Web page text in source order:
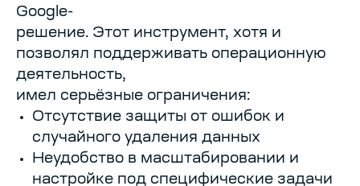
Google-
решение. Этот инструмент, хотя и
позволял поддерживать операционную
деятельность,
имел серьёзные ограничения:
Отсутствие защиты от ошибок и
случайного удаления данных
Неудобство в масштабировании и
настройке под специфические задачи